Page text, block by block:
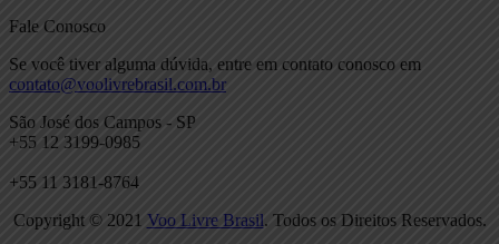
Fale Conosco
Se você tiver alguma dúvida, entre em contato conosco em
contato@voolivrebrasil.com.br
São José dos Campos - SP
+55 12 3199-0985
+55 11 3181-8764
Copyright © 2021 Voo Livre Brasil. Todos os Direitos Reservados.